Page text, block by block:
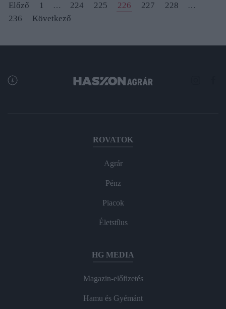
Előző 1 … 224 225 226 227 228 …
236 Következő
ROVATOK
Agrár
Pénz
Piacok
Életstílus
HG MEDIA
Magazin-előfizetés
Hamu és Gyémánt